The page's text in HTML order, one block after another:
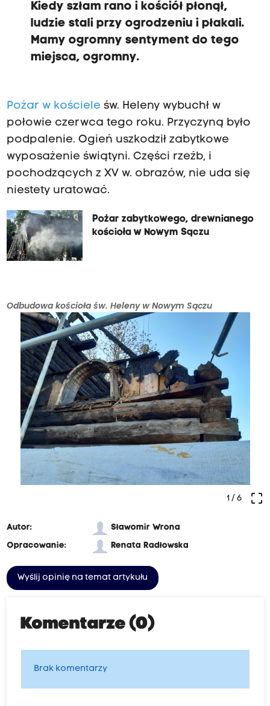
Kiedy szłam rano i kościół płonął,
ludzie stali przy ogrodzeniu i płakali.
Mamy ogromny sentyment do tego
miejsca, ogromny.
Pożar w kościele św. Heleny wybuchł w
połowie czerwca tego roku. Przyczyną było
podpalenie. Ogień uszkodził zabytkowe
wyposażenie świątyni. Części rzeźb, i
pochodzących z XV w. obrazów, nie uda się
niestety uratować.
Pożar zabytkowego, drewnianego
kościoła w Nowym Sączu
Odbudowa kościoła św. Heleny w Nowym Sączu
crop_free
1 / 6
Autor:
Sławomir Wrona
Opracowanie:
Renata Radłowska
Wyślij opinię na temat artykułu
Komentarze (0)
Brak komentarzy